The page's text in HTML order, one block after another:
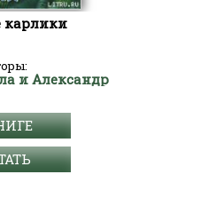
карлики
и Александр